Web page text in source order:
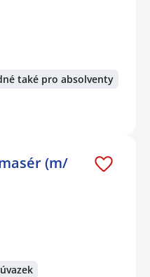
také pro absolventy
(m/